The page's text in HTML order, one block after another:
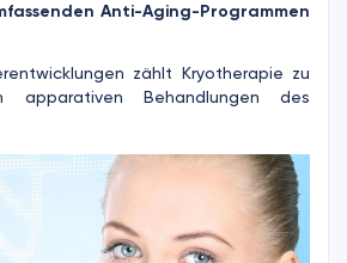
Anti-Aging-Programmen
zählt Kryotherapie zu
apparativen Behandlungen des